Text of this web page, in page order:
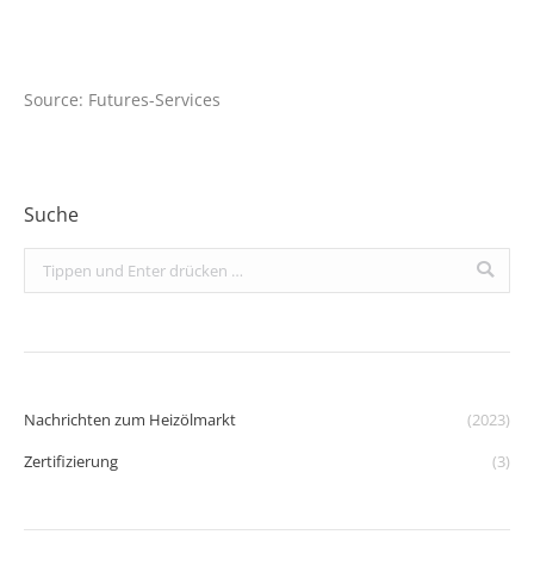
Source: Futures-Services
Suche
Search:
Nachrichten zum Heizölmarkt
(2023)
Zertifizierung
(3)